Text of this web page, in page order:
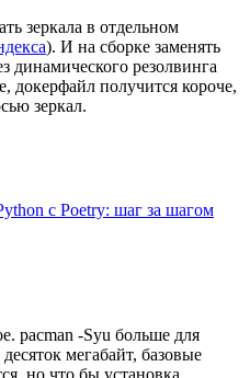
зеркала в отдельном
). И на сборке заменять
динамического резолвинга
докерфайл получится короче,
зеркал.
с Poetry: шаг за шагом
pacman -Syu больше для
мегабайт, базовые
но что бы установка